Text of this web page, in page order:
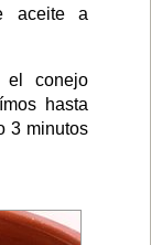
aceite a
el conejo
hasta
3 minutos